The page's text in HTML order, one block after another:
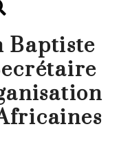
Baptiste